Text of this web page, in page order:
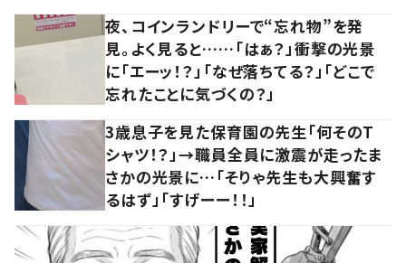
夜、コインランドリーで“忘れ物”を発
見。よく見ると……「はぁ？」衝撃の光景
に「エーッ！？」「なぜ落ちてる？」「どこで
忘れたことに気づくの？」
3歳息子を見た保育園の先生「何そのT
シャツ！？」→職員全員に激震が走ったま
さかの光景に…「そりゃ先生も大興奮す
るはず」「すげーー！！」